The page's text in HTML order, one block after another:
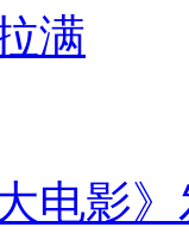
满
电影